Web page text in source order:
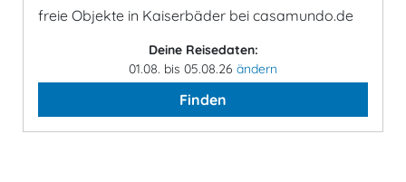
freie Objekte in Kaiserbäder bei casamundo.de
Deine Reisedaten:
01.08. bis 05.08.26 ändern
Finden